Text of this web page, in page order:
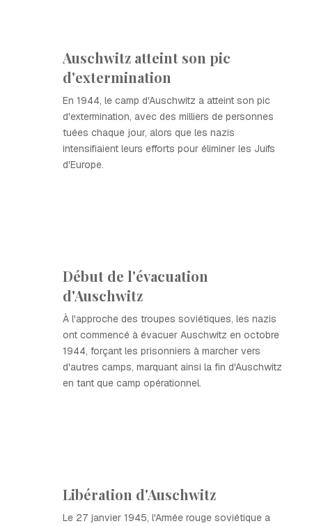
Auschwitz atteint son pic
d'extermination
En 1944, le camp d'Auschwitz a atteint son pic
d'extermination, avec des milliers de personnes
tuées chaque jour, alors que les nazis
intensifiaient leurs efforts pour éliminer les Juifs
d'Europe.
Début de l'évacuation
d'Auschwitz
À l'approche des troupes soviétiques, les nazis
ont commencé à évacuer Auschwitz en octobre
1944, forçant les prisonniers à marcher vers
d'autres camps, marquant ainsi la fin d'Auschwitz
en tant que camp opérationnel.
Libération d'Auschwitz
Le 27 janvier 1945, l'Armée rouge soviétique a